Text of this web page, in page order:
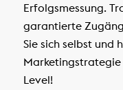
Erfolgsmessung.
garantierte
Sie sich selbst und
Marketingstrategie
Level!